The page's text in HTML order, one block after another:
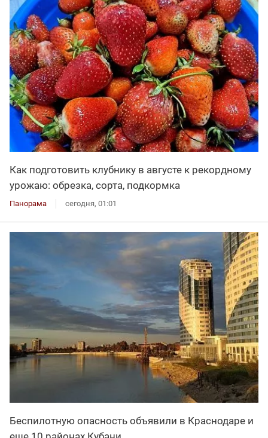
Как подготовить клубнику в августе к рекордному
урожаю: обрезка, сорта, подкормка
Панорама сегодня, 01:01
Беспилотную опасность объявили в Краснодаре и